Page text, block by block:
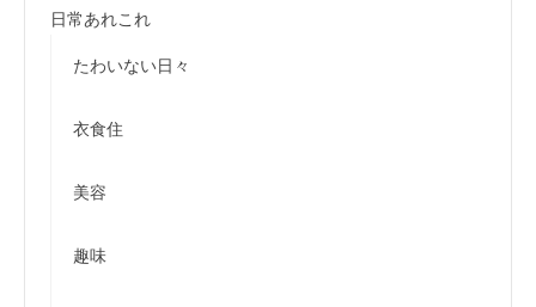
日常あれこれ
たわいない日々
衣食住
美容
趣味